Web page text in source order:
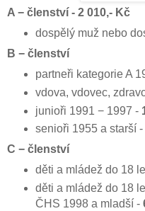
A − členství - 2 010,- Kč
dospělý muž nebo
B − členství
partneři kategorie A
vdova, vdovec,
junioři 1991 − 1997 -
senioři 1955 a starší -
C − členství
děti a mládež do 18
děti a mládež do 18
ČHS 1998 a mladší -